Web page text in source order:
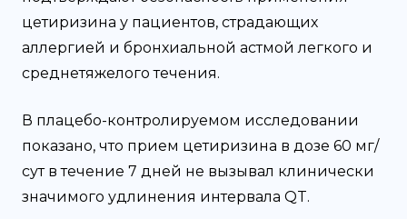
цетиризина у пациентов, страдающих
аллергией и бронхиальной астмой легкого и
среднетяжелого течения.
В плацебо-контролируемом исследовании
показано, что прием цетиризина в дозе 60 мг/
сут в течение 7 дней не вызывал клинически
значимого удлинения интервала QT.